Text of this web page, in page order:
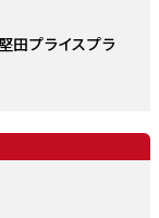
プライスプラ